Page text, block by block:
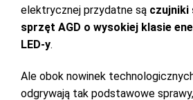
elektrycznej przydatne są czujniki
sprzęt AGD o wysokiej klasie
LED-y.
Ale obok nowinek
odgrywają tak podstawowe